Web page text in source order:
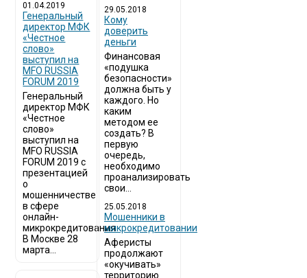
01.04.2019
Генеральный
директор МФК
«Честное
слово»
выступил на
MFO RUSSIA
FORUM 2019
Генеральный
директор МФК
«Честное
слово»
выступил на
MFO RUSSIA
FORUM 2019 с
презентацией
о
мошенничестве
в сфере
онлайн-
микрокредитования
В Москве 28
марта...
29.05.2018
Кому
доверить
деньги
Финансовая
«подушка
безопасности»
должна быть у
каждого. Но
каким
методом ее
создать? В
первую
очередь,
необходимо
проанализировать
свои...
25.05.2018
Мошенники в
микрокредитовании
Аферисты
продолжают
«окучивать»
территорию